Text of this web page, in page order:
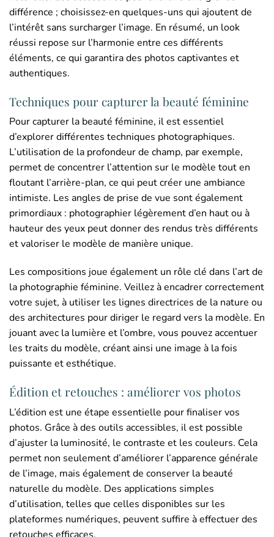
différence ; choisissez-en quelques-uns qui ajoutent de
l’intérêt sans surcharger l’image. En résumé, un look
réussi repose sur l’harmonie entre ces différents
éléments, ce qui garantira des photos captivantes et
authentiques.
Techniques pour capturer la beauté féminine
Pour capturer la beauté féminine, il est essentiel
d’explorer différentes techniques photographiques.
L’utilisation de la profondeur de champ, par exemple,
permet de concentrer l’attention sur le modèle tout en
floutant l’arrière-plan, ce qui peut créer une ambiance
intimiste. Les angles de prise de vue sont également
primordiaux : photographier légèrement d’en haut ou à
hauteur des yeux peut donner des rendus très différents
et valoriser le modèle de manière unique.
Les compositions joue également un rôle clé dans l’art de
la photographie féminine. Veillez à encadrer correctement
votre sujet, à utiliser les lignes directrices de la nature ou
des architectures pour diriger le regard vers la modèle. En
jouant avec la lumière et l’ombre, vous pouvez accentuer
les traits du modèle, créant ainsi une image à la fois
puissante et esthétique.
Édition et retouches : améliorer vos photos
L’édition est une étape essentielle pour finaliser vos
photos. Grâce à des outils accessibles, il est possible
d’ajuster la luminosité, le contraste et les couleurs. Cela
permet non seulement d’améliorer l’apparence générale
de l’image, mais également de conserver la beauté
naturelle du modèle. Des applications simples
d’utilisation, telles que celles disponibles sur les
plateformes numériques, peuvent suffire à effectuer des
retouches efficaces.